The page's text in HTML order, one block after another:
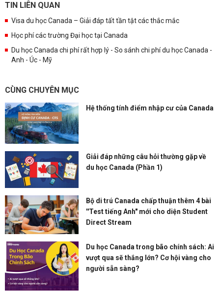
TIN LIÊN QUAN
Visa du học Canada – Giải đáp tất tần tật các thắc mắc
Học phí các trường Đại học tại Canada
Du học Canada chi phí rất hợp lý - So sánh chi phí du học Canada -
Anh - Úc - Mỹ
CÙNG CHUYÊN MỤC
Hệ thống tính điểm nhập cư của Canada
Giải đáp những câu hỏi thường gặp về
du học Canada (Phần 1)
Bộ di trú Canada chấp thuận thêm 4 bài
''Test tiếng Anh" mới cho diện Student
Direct Stream
Du học Canada trong bão chính sách: Ai
vượt qua sẽ thắng lớn? Cơ hội vàng cho
người sẵn sàng?